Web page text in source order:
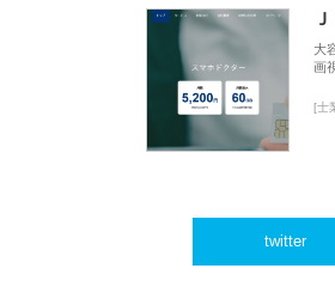
大
画
[士
twitter